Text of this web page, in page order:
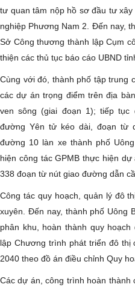
tư quan tâm nộp hồ sơ đầu tư
nghiệp Phương Nam 2. Đến nay,
Sở Công thương thành lập Cụm
thiện các thủ tục báo cáo UBND
Cùng với đó, thành phố tập trung
các dự án trọng điểm trên địa
ven sông (giai đoạn 1); tiếp
đường Yên tử kéo dài, đoạn từ
đường 10 làn xe thành phố
hiện công tác GPMB thực hiện
338 đoạn từ nút giao đường dẫn
Công tác quy hoạch, quản lý đô
xuyên. Đến nay, thành phố Uông
phân khu, hoàn thành quy
lập Chương trình phát triển đô thị
2040 theo đồ án điều chỉnh Quy
Các dự án, công trình hoàn thành